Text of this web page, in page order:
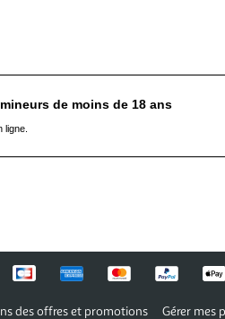
de moins de 18 ans
ligne.
des offres et promotions Gérer mes